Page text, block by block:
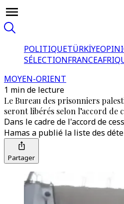
POLITIQUETÜRKİYE
SÉLECTIONFRANCE
MOYEN-ORIENT
1 min de lecture
Le Bureau des prisonniers
seront libérés selon l’accord de
Dans le cadre de l'accord de
Hamas a publié la liste des
Partager